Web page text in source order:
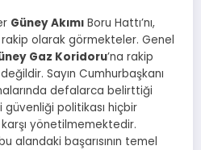
Güney Akımı Boru Hattı’nı,
rakip olarak görmekteler. Genel
Gaz Koridoru’na rakip
Sayın Cumhurbaşkanı
defalarca belirttiği
güvenliği politikası hiçbir
yönetilmemektedir.
alandaki başarısının temel